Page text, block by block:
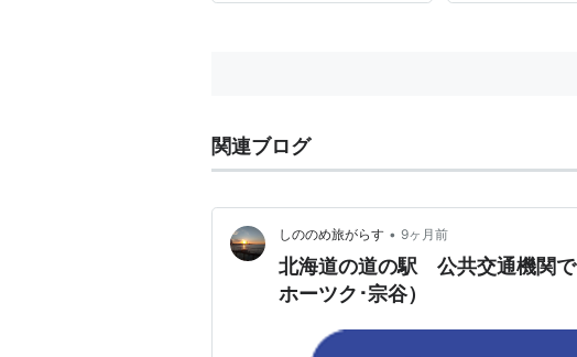
関連ブログ
しののめ旅がらす • 9ヶ月前
北海道の道の駅 公共交通機関
ホーツク･宗谷）